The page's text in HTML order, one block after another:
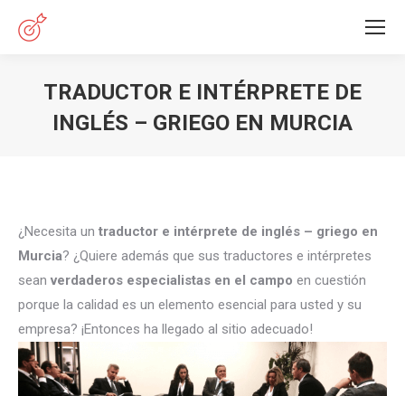
TRADUCTOR E INTÉRPRETE DE
INGLÉS – GRIEGO EN MURCIA
¿Necesita un traductor e intérprete de inglés – griego en
Murcia? ¿Quiere además que sus traductores e intérpretes
sean verdaderos especialistas en el campo en cuestión
porque la calidad es un elemento esencial para usted y su
empresa? ¡Entonces ha llegado al sitio adecuado!